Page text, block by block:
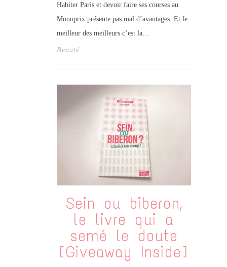
Habiter Paris et devoir faire ses courses au
Monoprix présente pas mal d’avantages. Et le
meilleur des meilleurs c’est la…
Beauté
Sein ou biberon,
le livre qui a
semé le doute
[Giveaway Inside]